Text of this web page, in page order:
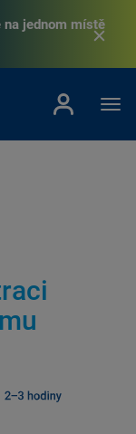
jednom místě